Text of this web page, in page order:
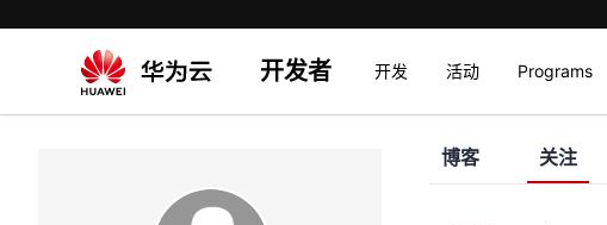
开发者 开发 活动 Programs
博客 关注